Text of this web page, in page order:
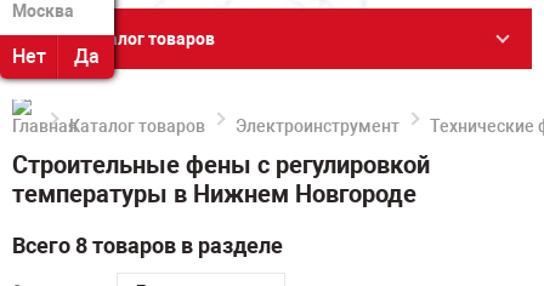
Москва
Нет Да
Москва
Нет Да
Каталог товаров
Каталог товаров Электроинструмент Технические
Строительные фены с регулировкой
температуры в Нижнем Новгороде
Всего 8 товаров в разделе